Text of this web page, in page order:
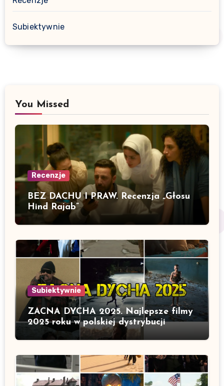
Subiektywnie
You Missed
Recenzje
BEZ DACHU I PRAW. Recenzja „Głosu
Hind Rajab”
Subiektywnie
ZACNA DYCHA 2025. Najlepsze filmy
2025 roku w polskiej dystrybucji